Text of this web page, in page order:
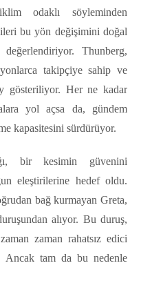
odaklı söyleminden
bu yön değişimini doğal
Thunberg,
takipçiye sahip ve
gösteriliyor. Her ne kadar
yol açsa da, gündem
kapasitesini sürdürüyor.
bir kesimin güvenini
eleştirilerine hedef oldu.
bağ kurmayan Greta,
alıyor. Bu duruş,
zaman rahatsız edici
tam da bu nedenle